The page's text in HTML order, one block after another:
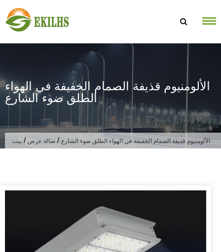
الألومنيوم قذيفة الصمام الخفيفة في الهواء
الطلق ضوء الشارع
بيت / صالة عرض / الألومنيوم قذيفة الصمام الخفيفة في الهواء الطلق ضوء الشارع